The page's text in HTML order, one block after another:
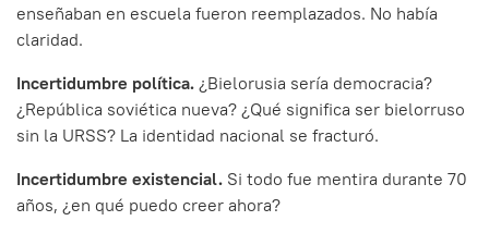
enseñaban en escuela fueron reemplazados. No había
claridad.
Incertidumbre política. ¿Bielorusia sería democracia?
¿República soviética nueva? ¿Qué significa ser bielorruso
sin la URSS? La identidad nacional se fracturó.
Incertidumbre existencial. Si todo fue mentira durante 70
años, ¿en qué puedo creer ahora?